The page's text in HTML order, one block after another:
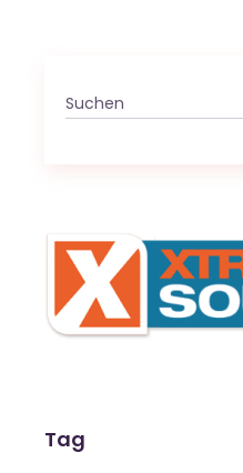
Search
for:
Tag